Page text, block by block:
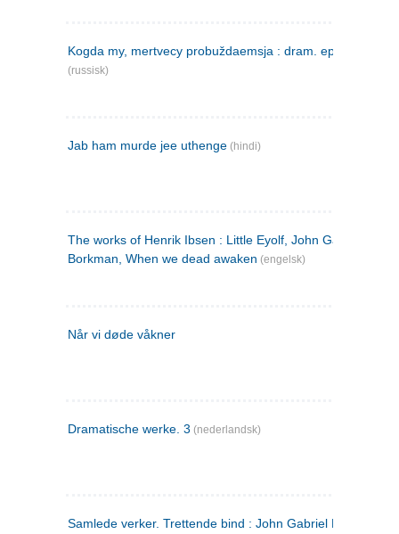
Kogda my, mertvecy probuždaemsja : dram. epilog v 3 d
(russisk)
Jab ham murde jee uthenge (hindi)
The works of Henrik Ibsen : Little Eyolf, John Gabriel
Borkman, When we dead awaken (engelsk)
Når vi døde våkner
Dramatische werke. 3 (nederlandsk)
Samlede verker. Trettende bind : John Gabriel Borkman ;